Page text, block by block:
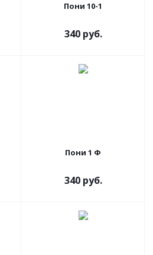
Пони 10-1
340 руб.
Пони 1 Ф
340 руб.